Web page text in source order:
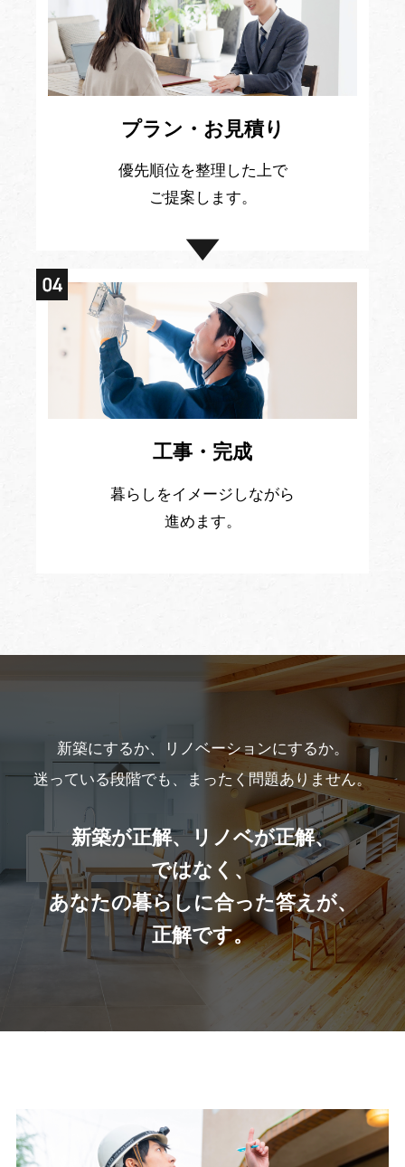
プラン・お見積り
優先順位を整理した上で
ご提案します。
工事・完成
暮らしをイメージしながら
進めます。
新築にするか、リノベーションにするか。
迷っている段階でも、まったく問題ありません。
新築が正解、リノベが正解、
ではなく、
あなたの暮らしに合った答えが、
正解です。